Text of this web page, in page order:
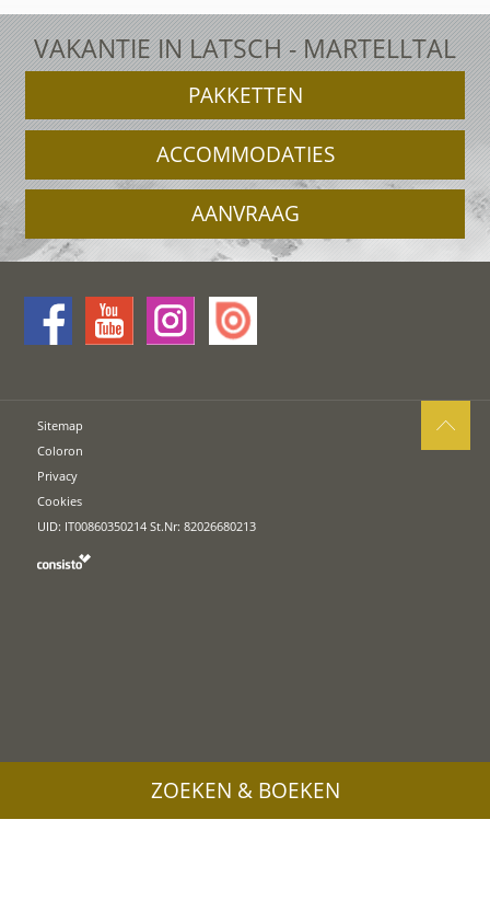
VAKANTIE IN LATSCH - MARTELLTAL
PAKKETTEN
ACCOMMODATIES
AANVRAAG
Sitemap
Coloron
Privacy
Cookies
UID: IT00860350214 St.Nr: 82026680213
ZOEKEN & BOEKEN